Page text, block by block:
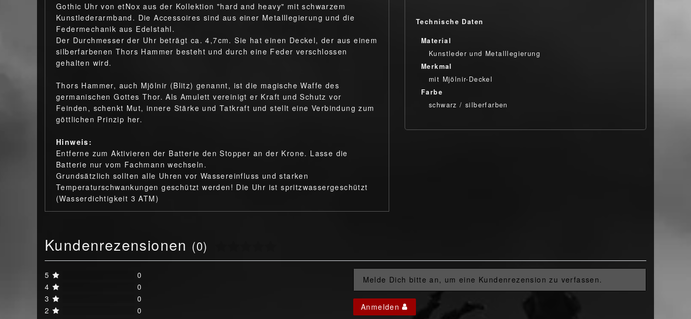
Gothic Uhr von etNox aus der Kollektion "hard and heavy" mit schwarzem
Kunstlederarmband. Die Accessoires sind aus einer Metalllegierung und die
Federmechanik aus Edelstahl.
Der Durchmesser der Uhr beträgt ca. 4,7cm. Sie hat einen Deckel, der aus einem
silberfarbenen Thors Hammer besteht und durch eine Feder verschlossen
gehalten wird.
Thors Hammer, auch Mjölnir (Blitz) genannt, ist die magische Waffe des
germanischen Gottes Thor. Als Amulett vereinigt er Kraft und Schutz vor
Feinden, schenkt Mut, innere Stärke und Tatkraft und stellt eine Verbindung zum
göttlichen Prinzip her.
Hinweis:
Entferne zum Aktivieren der Batterie den Stopper an der Krone. Lasse die
Batterie nur vom Fachmann wechseln.
Grundsätzlich sollten alle Uhren vor Wassereinfluss und starken
Temperaturschwankungen geschützt werden! Die Uhr ist spritzwassergeschützt
(Wasserdichtigkeit 3 ATM)
Technische Daten
Material
Kunstleder und Metalllegierung
Merkmal
mit Mjölnir-Deckel
Farbe
schwarz / silberfarben
Kundenrezensionen (0)
5
0
4
0
3
0
2
0
Melde Dich bitte an, um eine Kundenrezension zu verfassen.
Anmelden